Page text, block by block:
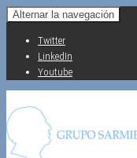
Saltar
contenido
Alternar la navegación
Twitter
LinkedIn
Youtube